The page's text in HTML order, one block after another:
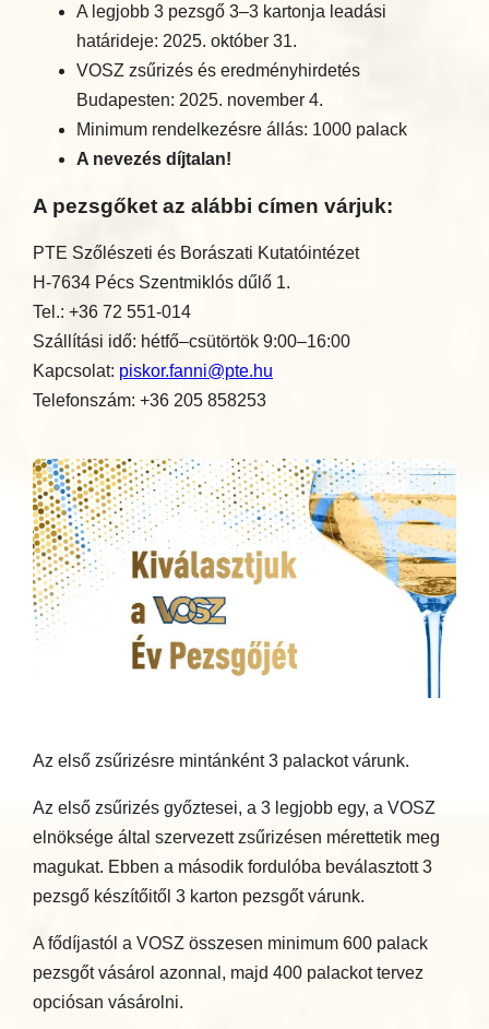
A legjobb 3 pezsgő 3–3 kartonja leadási
határideje: 2025. október 31.
VOSZ zsűrizés és eredményhirdetés
Budapesten: 2025. november 4.
Minimum rendelkezésre állás: 1000 palack
A nevezés díjtalan!
A pezsgőket az alábbi címen várjuk:
PTE Szőlészeti és Borászati Kutatóintézet
H-7634 Pécs Szentmiklós dűlő 1.
Tel.: +36 72 551-014
Szállítási idő: hétfő–csütörtök 9:00–16:00
Kapcsolat: piskor.fanni@pte.hu
Telefonszám: +36 205 858253
Az első zsűrizésre mintánként 3 palackot várunk.
Az első zsűrizés győztesei, a 3 legjobb egy, a VOSZ
elnöksége által szervezett zsűrizésen mérettetik meg
magukat. Ebben a második fordulóba beválasztott 3
pezsgő készítőitől 3 karton pezsgőt várunk.
A fődíjastól a VOSZ összesen minimum 600 palack
pezsgőt vásárol azonnal, majd 400 palackot tervez
opciósan vásárolni.